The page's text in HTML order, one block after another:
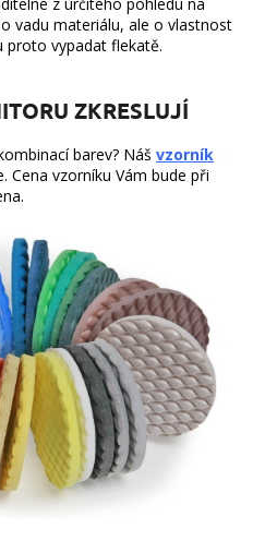
vadu materiálu, ale o vlastnost
proto vypadat flekatě.
ZKRESLUJÍ
barev? Náš vzorník
Cena vzorníku Vám bude při